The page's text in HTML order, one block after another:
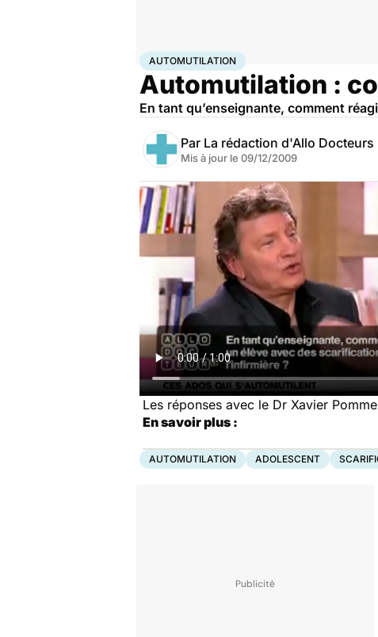
AccueilBien-êtrePsycho
AUTOMUTILATION
Automutilation :
En tant qu’enseignante, comment
Par La rédaction d'Allo Docteurs
Mis à jour le 09/12/2009
Les réponses avec le Dr Xavier
En savoir plus :
AUTOMUTILATION ADOLESCENT